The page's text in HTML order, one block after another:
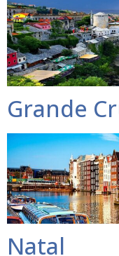
Grande
Natal